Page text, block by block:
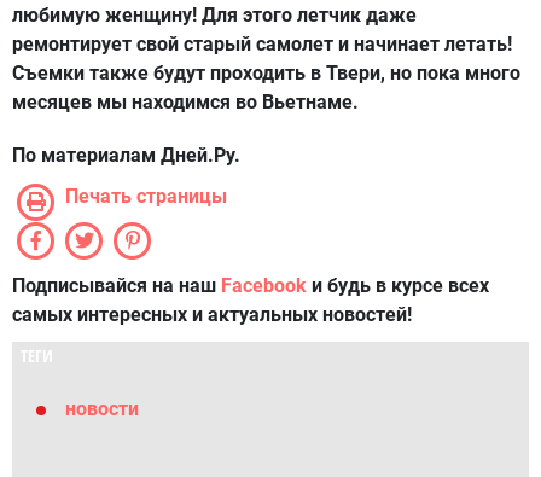
любимую женщину! Для этого летчик даже
ремонтирует свой старый самолет и начинает летать!
Съемки также будут проходить в Твери, но пока много
месяцев мы находимся во Вьетнаме.
По материалам Дней.Ру.
Печать страницы
Подписывайся на наш Facebook и будь в курсе всех
самых интересных и актуальных новостей!
ТЕГИ
новости